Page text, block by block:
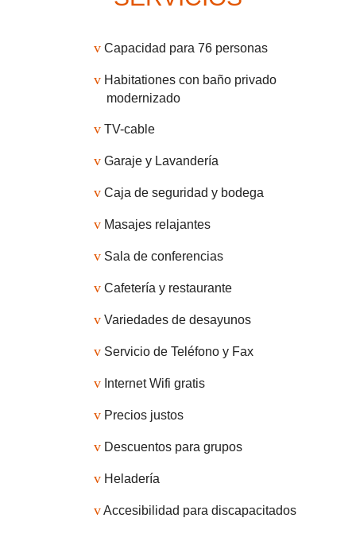
vCapacidad para 76 personas
vHabitationes con baño privado
modernizado
vTV-cable
vGaraje y Lavandería
vCaja de seguridad y bodega
vMasajes relajantes
vSala de conferencias
vCafetería y restaurante
vVariedades de desayunos
vServicio de Teléfono y Fax
vInternet Wifi gratis
vPrecios justos
vDescuentos para grupos
vHeladería
vAccesibilidad para discapacitados